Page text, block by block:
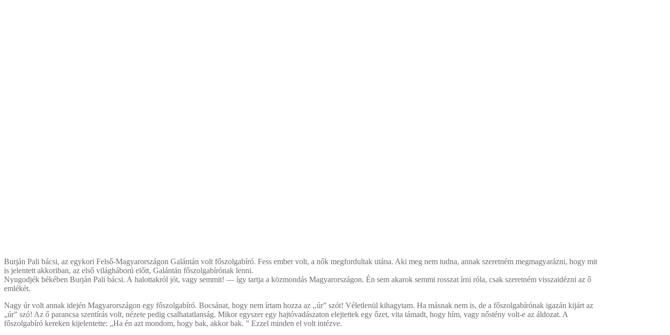
Burján Pali bácsi, az egykori Felső-Magyarországon Galántán volt főszolgabíró. Fess ember volt, a nők megfordultak utána. Aki meg nem tudna, annak szeretném megmagyarázni, hogy mit
is jelentett akkoriban, az első világháború előtt, Galántán főszolgabírónak lenni.
Nyugodjék békében Burján Pali bácsi. A halottakról jót, vagy semmit! — így tartja a közmondás Magyarországon. Én sem akarok semmi rosszat írni róla, csak szeretném visszaidézni az ő
emlékét.
Nagy úr volt annak idején Magyarországon egy főszolgabíró. Bocsánat, hogy nem írtam hozza az ,,úr” szót! Véletlenül kihagytam. Ha másnak nem is, de a főszolgabírónak igazán kijárt az
„úr” szó! Az ő parancsa szentírás volt, nézete pedig csalhatatlanság. Mikor egyszer egy hajtóvadászaton elejtettek egy őzet, vita támadt, hogy hím, vagy nőstény volt-e az áldozat. A
főszolgabíró kereken kijelentette: „Ha én azt mondom, hogy bak, akkor bak. ” Ezzel minden el volt intézve.